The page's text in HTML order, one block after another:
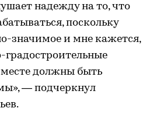
надежду на то, что
поскольку
значимое и мне кажется,
градостроительные
должны быть
— подчеркнул